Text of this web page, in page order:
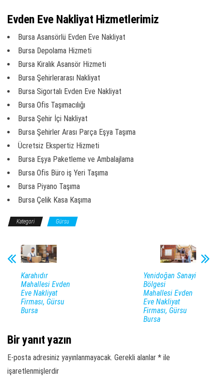
Evden Eve Nakliyat Hizmetlerimiz
Bursa Asansörlü Evden Eve Nakliyat
Bursa Depolama Hizmeti
Bursa Kiralık Asansör Hizmeti
Bursa Şehirlerarası Nakliyat
Bursa Sigortalı Evden Eve Nakliyat
Bursa Ofis Taşımacılığı
Bursa Şehir İçi Nakliyat
Bursa Şehirler Arası Parça Eşya Taşıma
Ücretsiz Ekspertiz Hizmeti
Bursa Eşya Paketleme ve Ambalajlama
Bursa Ofis Büro iş Yeri Taşıma
Bursa Piyano Taşıma
Bursa Çelik Kasa Kaşıma
Kategori Gürsu
Karahıdır
Mahallesi Evden
Eve Nakliyat
Firması, Gürsu
Bursa
Yenidoğan Sanayi
Bölgesi
Mahallesi Evden
Eve Nakliyat
Firması, Gürsu
Bursa
Bir yanıt yazın
E-posta adresiniz yayınlanmayacak. Gerekli alanlar * ile
işaretlenmişlerdir